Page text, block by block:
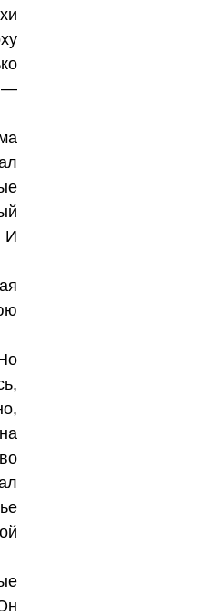
—
И